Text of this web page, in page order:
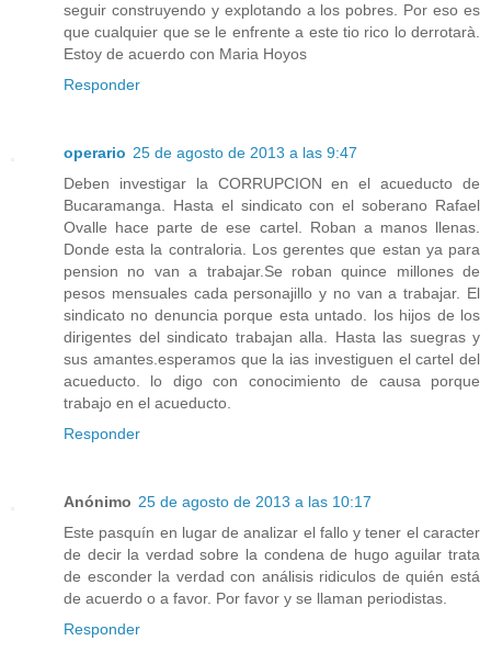
seguir construyendo y explotando a los pobres. Por eso es
que cualquier que se le enfrente a este tio rico lo derrotarà.
Estoy de acuerdo con Maria Hoyos
Responder
operario 25 de agosto de 2013 a las 9:47
Deben investigar la CORRUPCION en el acueducto de
Bucaramanga. Hasta el sindicato con el soberano Rafael
Ovalle hace parte de ese cartel. Roban a manos llenas.
Donde esta la contraloria. Los gerentes que estan ya para
pension no van a trabajar.Se roban quince millones de
pesos mensuales cada personajillo y no van a trabajar. El
sindicato no denuncia porque esta untado. los hijos de los
dirigentes del sindicato trabajan alla. Hasta las suegras y
sus amantes.esperamos que la ias investiguen el cartel del
acueducto. lo digo con conocimiento de causa porque
trabajo en el acueducto.
Responder
Anónimo 25 de agosto de 2013 a las 10:17
Este pasquín en lugar de analizar el fallo y tener el caracter
de decir la verdad sobre la condena de hugo aguilar trata
de esconder la verdad con análisis ridiculos de quién está
de acuerdo o a favor. Por favor y se llaman periodistas.
Responder